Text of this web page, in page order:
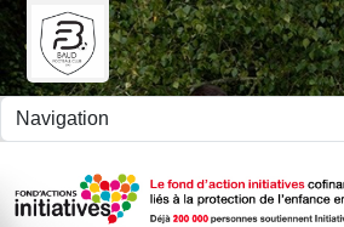
Panneau de gestion des cookies